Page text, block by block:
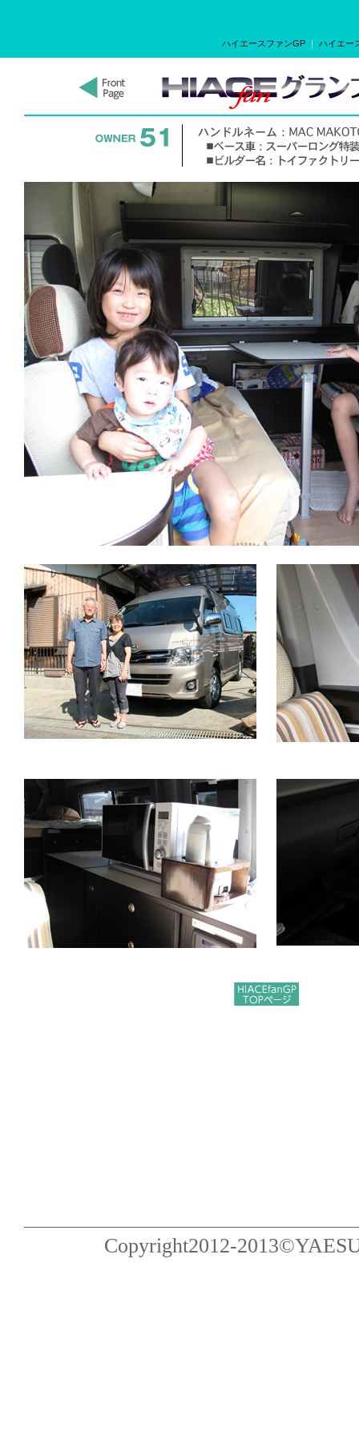
ハイエースファンGP ｜ ハイエー
Copyright2012-